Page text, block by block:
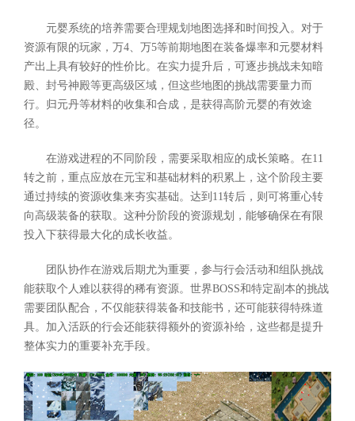
元婴系统的培养需要合理规划地图选择和时间投入。对于
资源有限的玩家，万4、万5等前期地图在装备爆率和元婴材料
产出上具有较好的性价比。在实力提升后，可逐步挑战未知暗
殿、封号神殿等更高级区域，但这些地图的挑战需要量力而
行。归元丹等材料的收集和合成，是获得高阶元婴的有效途
径。
在游戏进程的不同阶段，需要采取相应的成长策略。在11
转之前，重点应放在元宝和基础材料的积累上，这个阶段主要
通过持续的资源收集来夯实基础。达到11转后，则可将重心转
向高级装备的获取。这种分阶段的资源规划，能够确保在有限
投入下获得最大化的成长收益。
团队协作在游戏后期尤为重要，参与行会活动和组队挑战
能获取个人难以获得的稀有资源。世界BOSS和特定副本的挑战
需要团队配合，不仅能获得装备和技能书，还可能获得特殊道
具。加入活跃的行会还能获得额外的资源补给，这些都是提升
整体实力的重要补充手段。